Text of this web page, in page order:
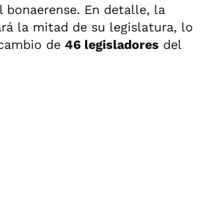
bonaerense. En detalle, la
la mitad de su legislatura, lo
de 46 legisladores del